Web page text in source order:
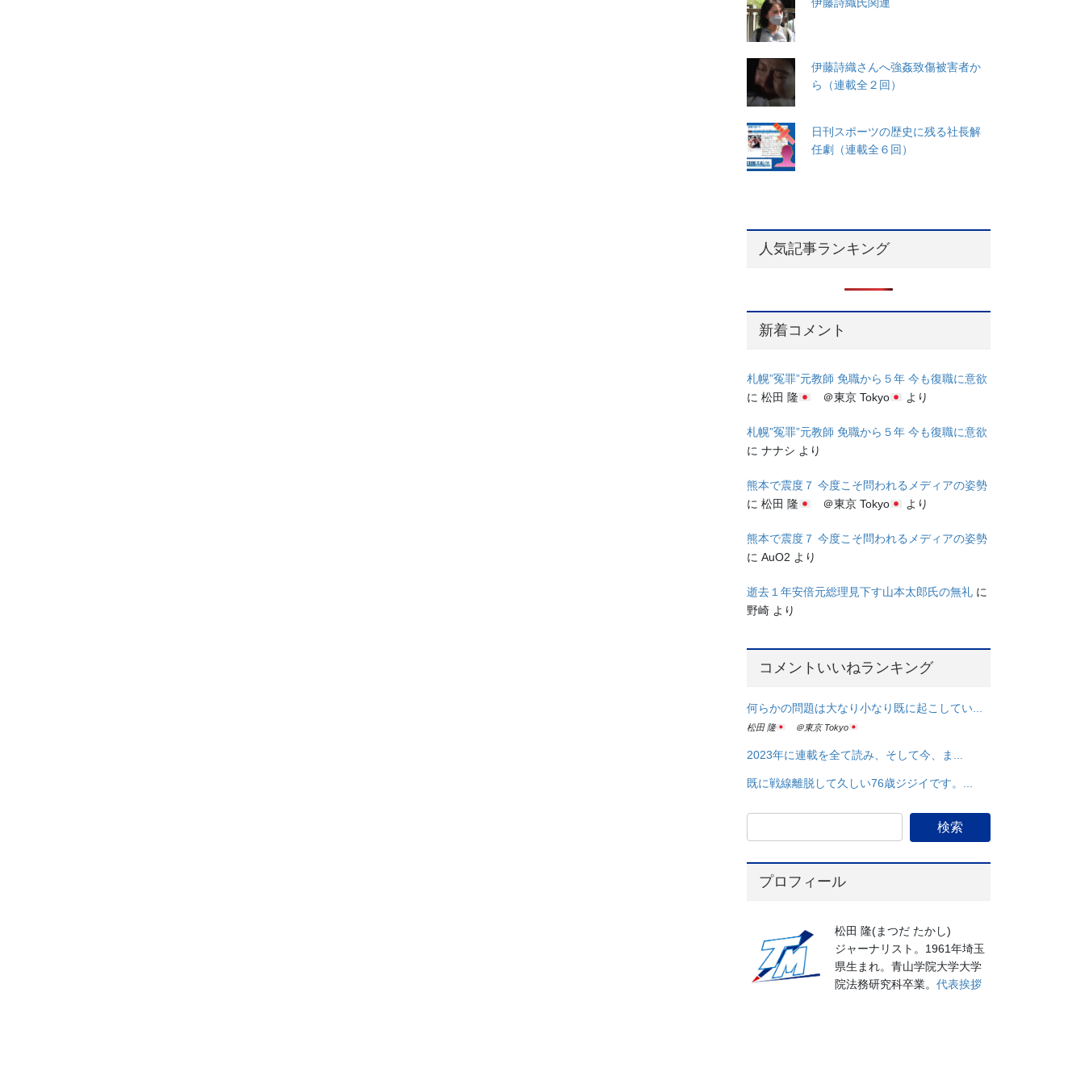
伊藤詩織さんへ強姦致傷被害者か
ら（連載全２回）
日刊スポーツの歴史に残る社長解
任劇（連載全６回）
人気記事ランキング
新着コメント
札幌”冤罪”元教師 免職から５年 今も復職に意欲
に松田 隆 ＠東京 Tokyo より
札幌”冤罪”元教師 免職から５年 今も復職に意欲
にナナシ より
熊本で震度７ 今度こそ問われるメディアの姿勢
に松田 隆 ＠東京 Tokyo より
熊本で震度７ 今度こそ問われるメディアの姿勢
にAuO2 より
逝去１年安倍元総理見下す山本太郎氏の無礼 に
野崎 より
コメントいいねランキング
何らかの問題は大なり小なり既に起こしてい...
松田 隆 ＠東京 Tokyo
2023年に連載を全て読み、そして今、ま...
既に戦線離脱して久しい76歳ジジイです。...
プロフィール
松田 隆(まつだ たかし)
ジャーナリスト。1961年埼玉
県生まれ。青山学院大学大学
院法務研究科卒業。代表挨拶